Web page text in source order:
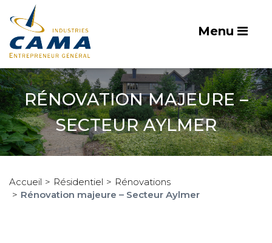
Menu
RÉNOVATION MAJEURE –
SECTEUR AYLMER
Accueil Résidentiel
Rénovations
Rénovation majeure – Secteur Aylmer